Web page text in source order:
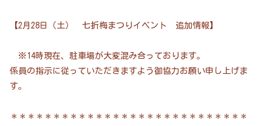
【2月28日（土） 七折梅まつりイベント 追加情報】
※14時現在、駐車場が大変混み合っております。
係員の指示に従っていただきますよう御協力お願い申し上げま
す。
＊＊＊＊＊＊＊＊＊＊＊＊＊＊＊＊＊＊＊＊＊＊＊＊＊＊＊＊